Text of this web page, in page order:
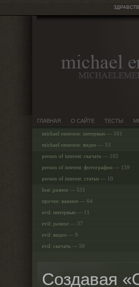
ГЛАВНАЯ О САЙТЕ ТЕСТЫ
michael emerson: интервью — 161
michael emerson: видео — 53
person of interest: скачать — 102
person of interest: фотографии — 159
person of interest: статьи — 10
lost: разное — 551
прочее: важное — 64
evil: интервью — 11
evil: разное — 37
evil: видео — 9
evil: скачать — 50
Создавая